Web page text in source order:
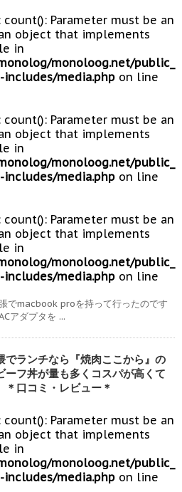
: count(): Parameter must be an
object that implements
in
monoloog.net/public_
media.php on line
: count(): Parameter must be an
object that implements
in
monoloog.net/public_
media.php on line
: count(): Parameter must be an
object that implements
in
monoloog.net/public_
media.php on line
でmacbook proを持って行ったのです
アダプタを ...
でランチなら『焼肉ここから』の
ーフ丼が量も多くコスパが高くて
口コミ・レビュー＊
: count(): Parameter must be an
object that implements
in
monoloog.net/public_
media.php on line